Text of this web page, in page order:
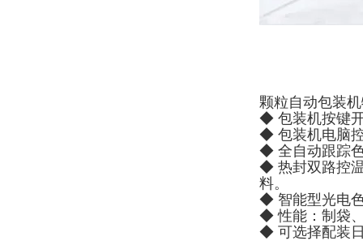
颗粒自动包装
◆ 包装机按键
◆ 包装机电脑
◆ 全自动跟踪
◆ 热封双路控
料。
◆ 智能型光电
◆ 性能：制袋
◆ 可选择配装